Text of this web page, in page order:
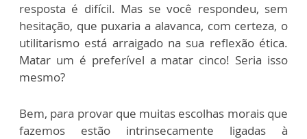
resposta é difícil. Mas se você respondeu, sem
hesitação, que puxaria a alavanca, com certeza, o
utilitarismo está arraigado na sua reflexão ética.
Matar um é preferível a matar cinco! Seria isso
mesmo?
Bem, para provar que muitas escolhas morais que
fazemos estão intrinsecamente ligadas à